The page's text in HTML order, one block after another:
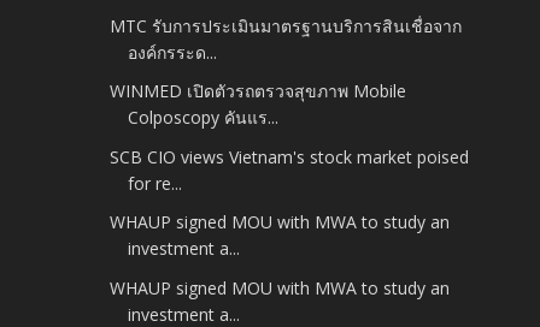
MTC รับการประเมินมาตรฐานบริการสินเชื่อจาก
องค์กรระด...
WINMED เปิดตัวรถตรวจสุขภาพ Mobile
Colposcopy คันแร...
SCB CIO views Vietnam's stock market poised
for re...
WHAUP signed MOU with MWA to study an
investment a...
WHAUP signed MOU with MWA to study an
investment a...